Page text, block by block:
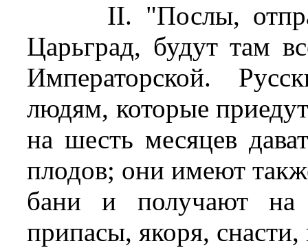
II. "Послы,
Царьград, будут там
Императорской.
людям, которые
на шесть месяцев
плодов; они имеют
бани и получают на
припасы, якоря,